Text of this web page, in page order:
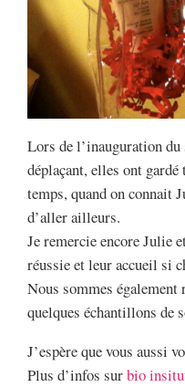
Lors de l’inauguration
déplaçant, elles ont
temps, quand on connait
d’aller ailleurs.
Je remercie encore Julie
réussie et leur accueil si
Nous sommes
quelques échantillons de
J’espère que vous aussi
Plus d’infos surbio